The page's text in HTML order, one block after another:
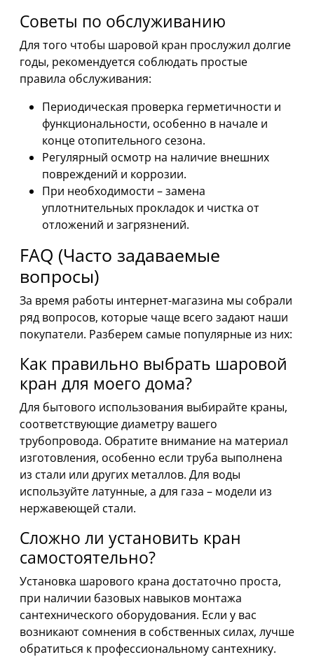
Советы по обслуживанию
Для того чтобы шаровой кран прослужил долгие
годы, рекомендуется соблюдать простые
правила обслуживания:
Периодическая проверка герметичности и
функциональности, особенно в начале и
конце отопительного сезона.
Регулярный осмотр на наличие внешних
повреждений и коррозии.
При необходимости – замена
уплотнительных прокладок и чистка от
отложений и загрязнений.
FAQ (Часто задаваемые
вопросы)
За время работы интернет-магазина мы собрали
ряд вопросов, которые чаще всего задают наши
покупатели. Разберем самые популярные из них:
Как правильно выбрать шаровой
кран для моего дома?
Для бытового использования выбирайте краны,
соответствующие диаметру вашего
трубопровода. Обратите внимание на материал
изготовления, особенно если труба выполнена
из стали или других металлов. Для воды
используйте латунные, а для газа – модели из
нержавеющей стали.
Сложно ли установить кран
самостоятельно?
Установка шарового крана достаточно проста,
при наличии базовых навыков монтажа
сантехнического оборудования. Если у вас
возникают сомнения в собственных силах, лучше
обратиться к профессиональному сантехнику.